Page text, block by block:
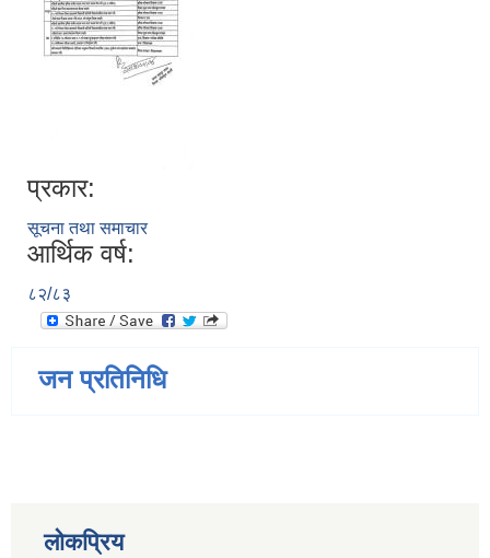
प्रकार:
सूचना तथा समाचार
आर्थिक वर्ष:
८२/८३
जन प्रतिनिधि
लोकप्रिय